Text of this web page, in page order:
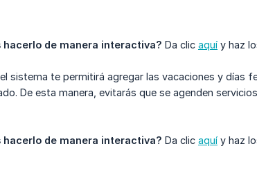
hacerlo de manera interactiva? Da clic aquí y haz
sistema te permitirá agregar las vacaciones y días
De esta manera, evitarás que se agenden
hacerlo de manera interactiva? Da clic aquí y haz